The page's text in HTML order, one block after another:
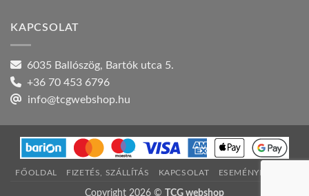
rendelések
KAPCSOLAT
6035 Ballószög, Bartók utca 5.
+36 70 453 6796
info@tcgwebshop.hu
FŐOLDAL FIZETÉS, SZÁLLÍTÁS KAPCSOLAT ESEMÉNYNAPTÁR
Copyright 2026 © TCG webshop